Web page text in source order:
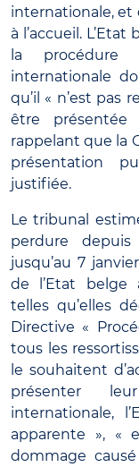
internationale, et
à l’accueil.
la
internationale
qu’il « n’est pas
être
rappelant que la
présentation
justifiée.
Le tribunal
perdure
jusqu’au 7
de l’Etat belge
telles qu’elles
Directive «
tous les
le souhaitent
présenter
internationale,
apparente », «
dommage